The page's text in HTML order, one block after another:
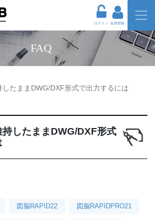
ログイン 会員登録
FAQ
たままDWG/DXF形式で出力するには
したままDWG/DXF形式
図脳RAPID22 図脳RAPIDPRO21